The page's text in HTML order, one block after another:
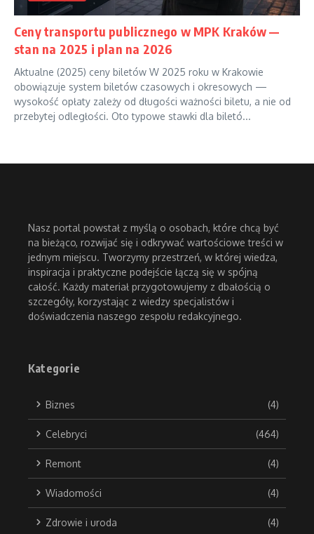
Ceny transportu publicznego w MPK Kraków —
stan na 2025 i plan na 2026
Aktualne (2025) ceny biletów W 2025 roku w Krakowie
obowiązuje system biletów czasowych i okresowych —
wysokość opłaty zależy od długości ważności biletu, a nie od
przebytej odległości. Oto typowe stawki dla biletó...
Nasz portal powstał z myślą o osobach, które chcą być
na bieżąco, rozwijać się i odkrywać wartościowe treści w
jednym miejscu. Tworzymy przestrzeń, w której wiedza,
inspiracja i praktyczne podejście łączą się w spójną
całość. Każdy materiał przygotowujemy z dbałością o
szczegóły, korzystając z wiedzy specjalistów i
doświadczenia naszego zespołu redakcyjnego.
Kategorie
Biznes (4)
Celebryci (464)
Remont (4)
Wiadomości (4)
Zdrowie i uroda (4)